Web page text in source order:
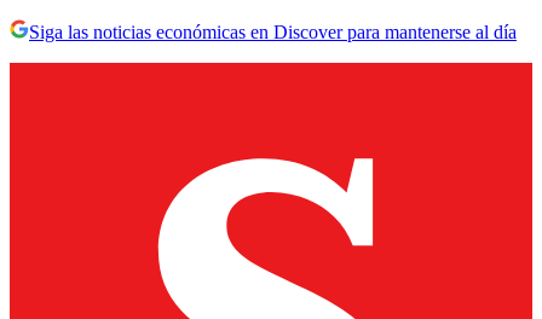
Siga las noticias económicas en Discover para mantenerse al día